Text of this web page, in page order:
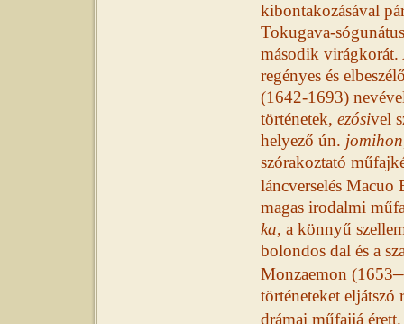
kibontakozásával
Tokugava-
második
regényes és
(1642-1693)
történetek, ezósivel
helyező ún. jomihon
szórakoztató
láncverselés Macuo
magas irodalmi
ka, a könnyű
bolondos dal és a
Monzaemon (1653–
történeteket eljátszó
drámai műfajjá